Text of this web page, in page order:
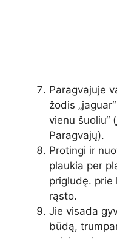
Paragvajuje
žodis
vienu šuoliu“
Paragvajų).
Protingi ir
plaukia per
prigludę. prie
rąsto.
Jie visada
būdą,